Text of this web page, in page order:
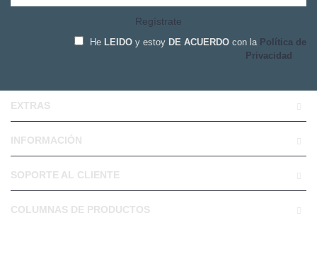
Regístrate
He LEIDO y estoy DE ACUERDO con la Política de
Privacidad
EXTRAS
INFORMACIÓN
SOPORTE AL CLIENTE
COLUMNAS DE PRODUCTOS